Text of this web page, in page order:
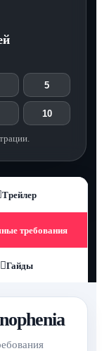
5
10
Трейлер
требования
Гайды